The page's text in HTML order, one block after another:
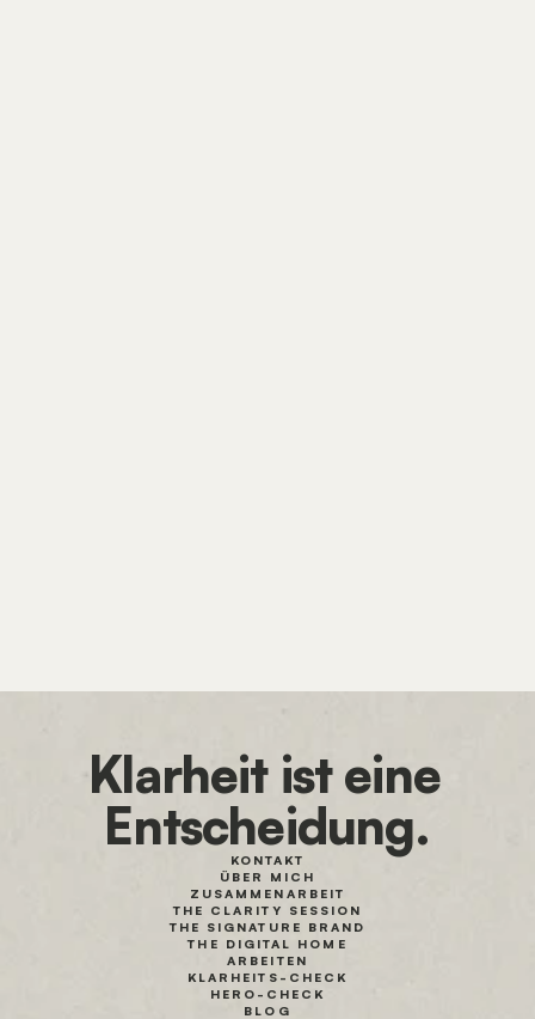
Klarheit ist eine
Entscheidung.
KONTAKT
ÜBER MICH
ZUSAMMENARBEIT
THE CLARITY SESSION
THE SIGNATURE BRAND
THE DIGITAL HOME
ARBEITEN
KLARHEITS-CHECK
HERO-CHECK
BLOG